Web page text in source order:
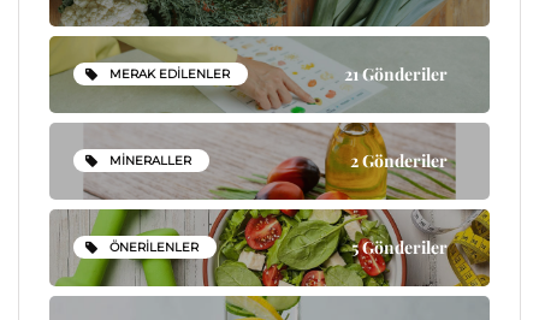
MERAK EDILENLER 21 Gönderiler
MINERALLER 2 Gönderiler
ÖNERILENLER 5 Gönderiler